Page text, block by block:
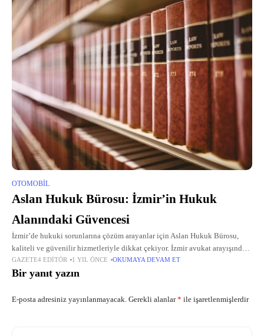
OTOMOBIL
Aslan Hukuk Bürosu: İzmir’in Hukuk
Alanındaki Güvencesi
İzmir’de hukuki sorunlarına çözüm arayanlar için Aslan Hukuk Bürosu,
kaliteli ve güvenilir hizmetleriyle dikkat çekiyor. İzmir avukat arayışında
olanlar için büro, geniş bir hukuk yelpazesinde profesyonel destek
sunuyor. Avukat İzmir
GAZETE4 EDITÖR 1 YIL ÖNCE OKUMAYA DEVAM ET
Bir yanıt yazın
E-posta adresiniz yayınlanmayacak. Gerekli alanlar* ile işaretlenmişlerdir